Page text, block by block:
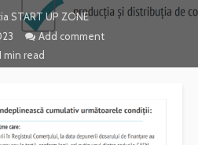
START UP ZONE
Add comment
min read